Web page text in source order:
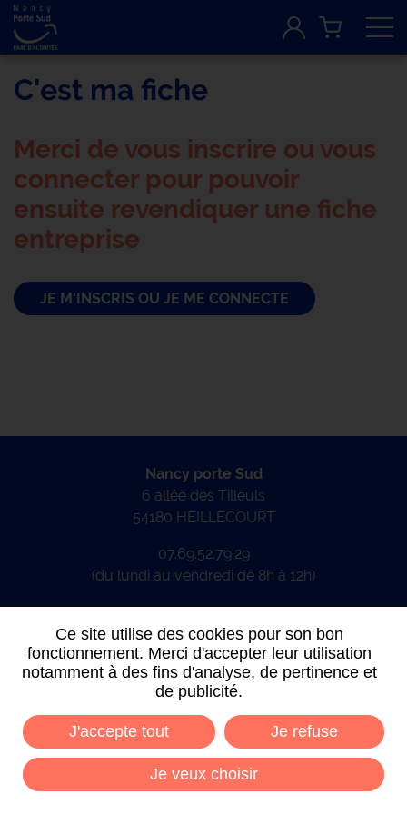
C'est ma fiche
Merci de vous inscrire ou vous
connecter pour pouvoir
ensuite revendiquer une fiche
entreprise
JE M'INSCRIS OU JE ME CONNECTE
Nancy porte Sud
6 allée des Tilleuls
54180 HEILLECOURT
07.69.52.79.29
(du lundi au vendredi de 8h à 12h)
CONTACTEZ-NOUS
Données personnelles Mentions légales
Plan du site
Conditions générales de vente
Ce site utilise des cookies pour son bon
fonctionnement. Merci d'accepter leur utilisation
notamment à des fins d'analyse, de pertinence et
de publicité.
J'accepte tout Je refuse
Je veux choisir